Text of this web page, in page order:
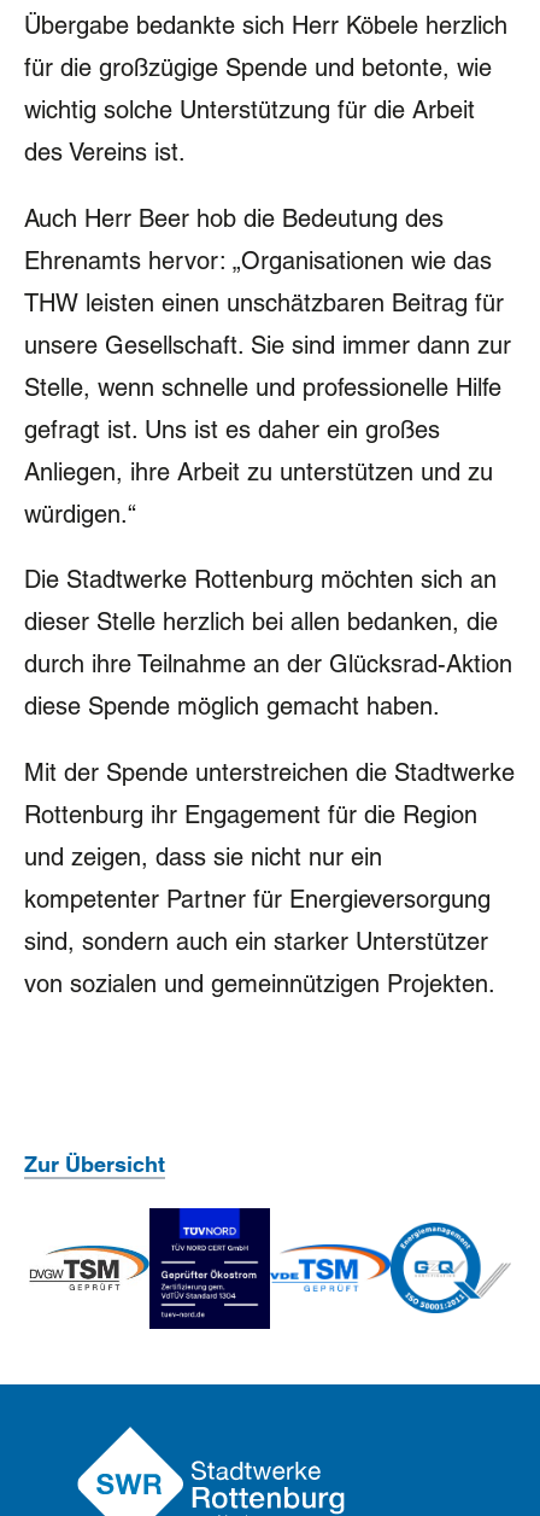
Übergabe bedankte sich Herr Köbele herzlich
für die großzügige Spende und betonte, wie
wichtig solche Unterstützung für die Arbeit
des Vereins ist.
Auch Herr Beer hob die Bedeutung des
Ehrenamts hervor: „Organisationen wie das
THW leisten einen unschätzbaren Beitrag für
unsere Gesellschaft. Sie sind immer dann zur
Stelle, wenn schnelle und professionelle Hilfe
gefragt ist. Uns ist es daher ein großes
Anliegen, ihre Arbeit zu unterstützen und zu
würdigen.“
Die Stadtwerke Rottenburg möchten sich an
dieser Stelle herzlich bei allen bedanken, die
durch ihre Teilnahme an der Glücksrad-Aktion
diese Spende möglich gemacht haben.
Mit der Spende unterstreichen die Stadtwerke
Rottenburg ihr Engagement für die Region
und zeigen, dass sie nicht nur ein
kompetenter Partner für Energieversorgung
sind, sondern auch ein starker Unterstützer
von sozialen und gemeinnützigen Projekten.
Zur Übersicht